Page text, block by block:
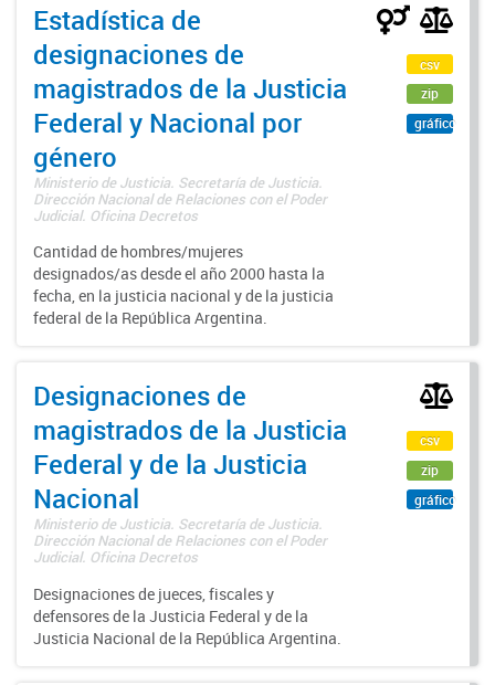
Estadística de
designaciones de
magistrados de la Justicia
Federal y Nacional por
género
Ministerio de Justicia. Secretaría de Justicia.
Dirección Nacional de Relaciones con el Poder
Judicial. Oficina Decretos
Cantidad de hombres/mujeres
designados/as desde el año 2000 hasta la
fecha, en la justicia nacional y de la justicia
federal de la República Argentina.
csv
zip
gráfico
Designaciones de
magistrados de la Justicia
Federal y de la Justicia
Nacional
Ministerio de Justicia. Secretaría de Justicia.
Dirección Nacional de Relaciones con el Poder
Judicial. Oficina Decretos
Designaciones de jueces, fiscales y
defensores de la Justicia Federal y de la
Justicia Nacional de la República Argentina.
csv
zip
gráfico